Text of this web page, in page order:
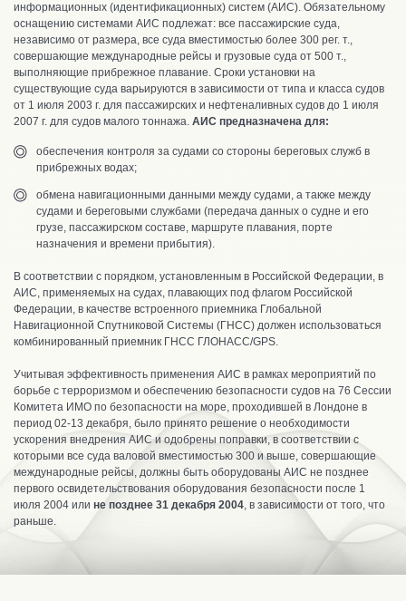
информационных (идентификационных) систем (АИС). Обязательному
оснащению системами АИС подлежат: все пассажирские суда,
независимо от размера, все суда вместимостью более 300 рег. т.,
совершающие международные рейсы и грузовые суда от 500 т.,
выполняющие прибрежное плавание. Сроки установки на
существующие суда варьируются в зависимости от типа и класса судов
от 1 июля 2003 г. для пассажирских и нефтеналивных судов до 1 июля
2007 г. для судов малого тоннажа. АИС предназначена для:
обеспечения контроля за судами со стороны береговых служб в
прибрежных водах;
обмена навигационными данными между судами, а также между
судами и береговыми службами (передача данных о судне и его
грузе, пассажирском составе, маршруте плавания, порте
назначения и времени прибытия).
В соответствии с порядком, установленным в Российской Федерации, в
АИС, применяемых на судах, плавающих под флагом Российской
Федерации, в качестве встроенного приемника Глобальной
Навигационной Спутниковой Системы (ГНСС) должен использоваться
комбинированный приемник ГНСС ГЛОНАСС/GPS.
Учитывая эффективность применения АИС в рамках мероприятий по
борьбе с терроризмом и обеспечению безопасности судов на 76 Сессии
Комитета ИМО по безопасности на море, проходившей в Лондоне в
период 02-13 декабря, было принято решение о необходимости
ускорения внедрения АИС и одобрены поправки, в соответствии с
которыми все суда валовой вместимостью 300 и выше, совершающие
международные рейсы, должны быть оборудованы АИС не позднее
первого освидетельствования оборудования безопасности после 1
июля 2004 или не позднее 31 декабря 2004, в зависимости от того, что
раньше.